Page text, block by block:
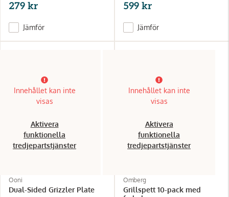
279 kr
Jämför
599 kr
Jämför
Innehållet kan inte
visas
Aktivera
funktionella
tredjepartstjänster
Ooni
Dual-Sided Grizzler Plate
Innehållet kan inte
visas
Aktivera
funktionella
tredjepartstjänster
Omberg
Grillspett 10-pack med